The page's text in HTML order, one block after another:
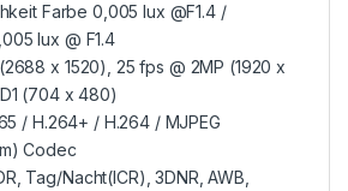
Farbe 0,005 lux @F1.4 /
lux @ F1.4
x 1520), 25 fps @ 2MP (1920 x
(704 x 480)
/ H.264+ / H.264 / MJPEG
Codec
Tag/Nacht(ICR), 3DNR, AWB,